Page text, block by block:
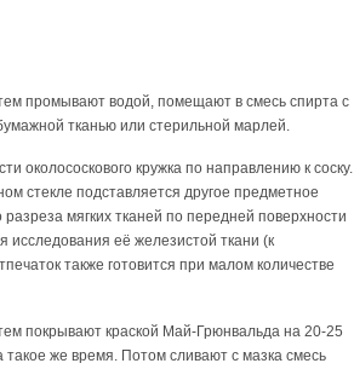
промывают водой, помещают в смесь спирта с
тканью или стерильной марлей.
околососкового кружка по направлению к соску.
стекле подставляется другое предметное
мягких тканей по передней поверхности
исследования её железистой ткани (к
также готовится при малом количестве
покрывают краской Май-Грюнвальда на 20-25
же время. Потом сливают с мазка смесь